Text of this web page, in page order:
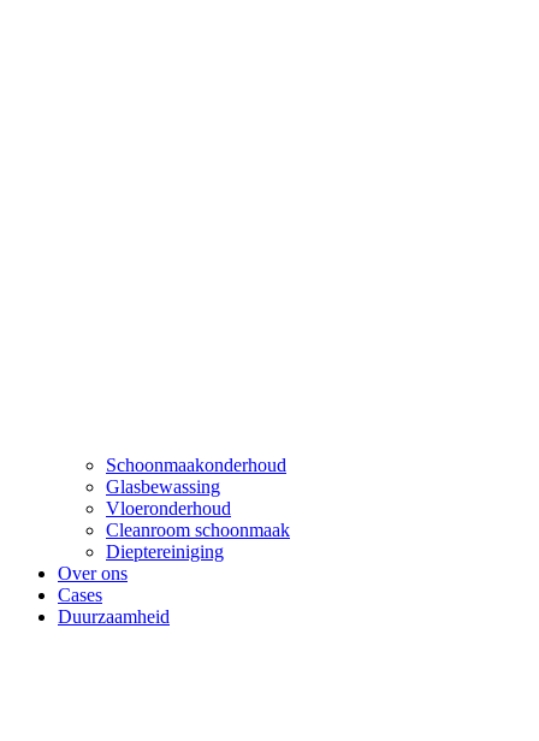
Schoonmaakonderhoud
Glasbewassing
Vloeronderhoud
Cleanroom schoonmaak
Dieptereiniging
Over ons
Cases
Duurzaamheid